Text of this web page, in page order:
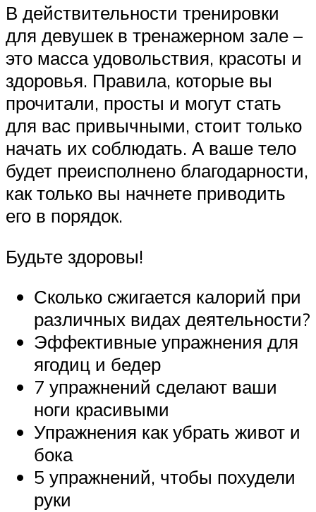
В действительности тренировки
для девушек в тренажерном зале –
это масса удовольствия, красоты и
здоровья. Правила, которые вы
прочитали, просты и могут стать
для вас привычными, стоит только
начать их соблюдать. А ваше тело
будет преисполнено благодарности,
как только вы начнете приводить
его в порядок.
Будьте здоровы!
Сколько сжигается калорий при
различных видах деятельности?
Эффективные упражнения для
ягодиц и бедер
7 упражнений сделают ваши
ноги красивыми
Упражнения как убрать живот и
бока
5 упражнений, чтобы похудели
руки